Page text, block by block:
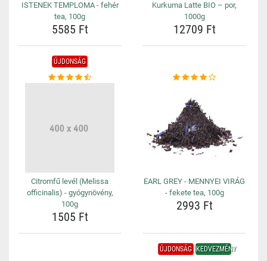
ISTENEK TEMPLOMA - fehér
tea, 100g
5585 Ft
Kurkuma Latte BIO – por,
1000g
12709 Ft
ÚJDONSÁG
Citromfű levél (Melissa
officinalis) - gyógynövény,
100g
1505 Ft
EARL GREY - MENNYEI VIRÁG
- fekete tea, 100g
2993 Ft
ÚJDONSÁG KEDVEZMÉNY